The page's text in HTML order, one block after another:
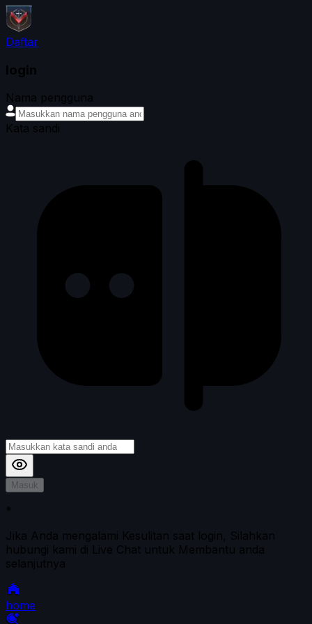
Daftar
login
Nama pengguna
Kata sandi
Masuk
*
Jika Anda mengalami Kesulitan saat login, Silahkan
hubungi kami di Live Chat untuk Membantu anda
selanjutnya
home